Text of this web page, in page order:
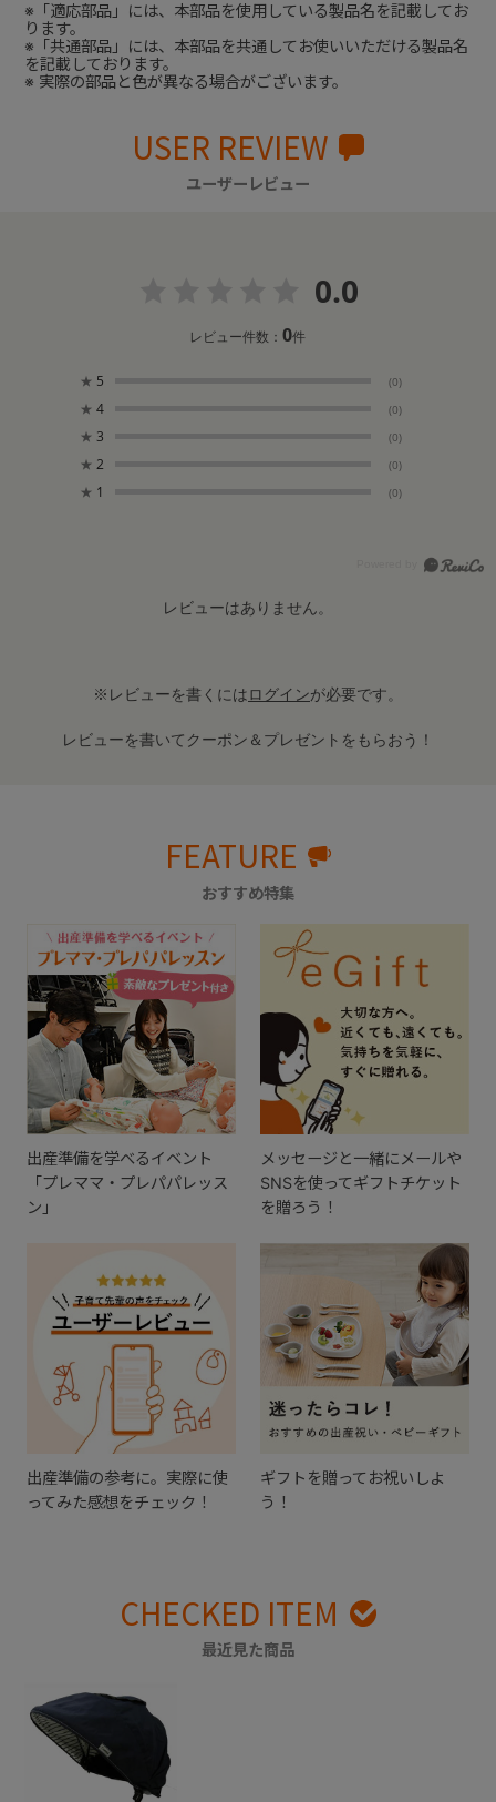
※「適応部品」には、本部品を使用している製品名を記載してお
ります。
※「共通部品」には、本部品を共通してお使いいただける製品名
を記載しております。
※ 実際の部品と色が異なる場合がございます。
USER REVIEW
ユーザーレビュー
0.0
レビュー件数：0件
★ 5 (0)
★ 4 (0)
★ 3 (0)
★ 2 (0)
★ 1 (0)
レビューはありません。
※レビューを書くにはログインが必要です。
レビューを書いてクーポン＆プレゼントをもらおう！
FEATURE
おすすめ特集
出産準備を学べるイベント
「プレママ・プレパパレッス
ン」
メッセージと一緒にメールや
SNSを使ってギフトチケット
を贈ろう！
出産準備の参考に。実際に使
ってみた感想をチェック！
ギフトを贈ってお祝いしよ
う！
CHECKED ITEM
最近見た商品